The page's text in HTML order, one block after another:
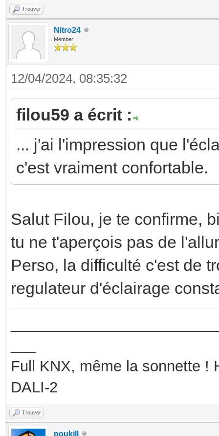
Trouver
Nitro24
Member
12/04/2024, 08:35:32
filou59 a écrit :
... j'ai l'impression que
c'est vraiment confortable.
Salut Filou, je te confirme,
tu ne t'aperçois pas de
Perso, la difficulté c'est de
regulateur d'éclairage
Full KNX, même la sonnette !
DALI-2
Trouver
poukill